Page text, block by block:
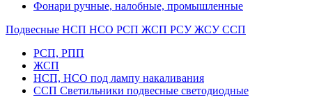
Фонари ручные, налобные, промышленные
Подвесные НСП НСО РСП ЖСП РСУ ЖСУ ССП
РСП, РПП
ЖСП
НСП, НСО под лампу накаливания
ССП Светильники подвесные светодиодные